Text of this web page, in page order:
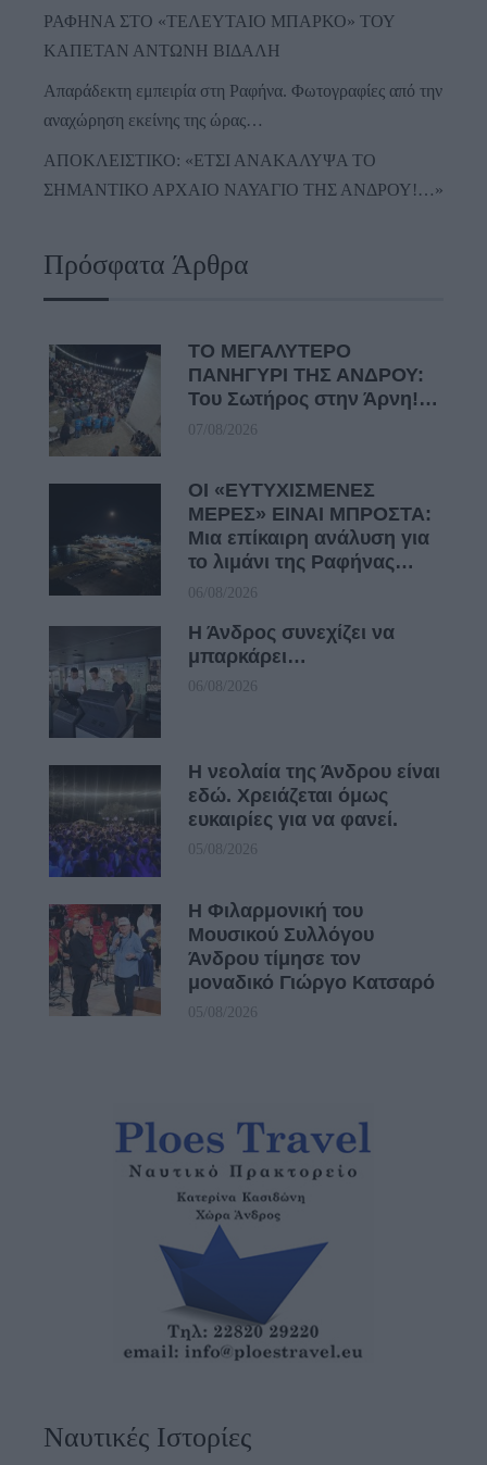
ΡΑΦΗΝΑ ΣΤΟ «ΤΕΛΕΥΤΑΙΟ ΜΠΑΡΚΟ» ΤΟΥ
ΚΑΠΕΤΑΝ ΑΝΤΩΝΗ ΒΙΔΑΛΗ
Απαράδεκτη εμπειρία στη Ραφήνα. Φωτογραφίες από την
αναχώρηση εκείνης της ώρας…
ΑΠΟΚΛΕΙΣΤΙΚΟ: «ΕΤΣΙ ΑΝΑΚΑΛΥΨΑ ΤΟ
ΣΗΜΑΝΤΙΚΟ ΑΡΧΑΙΟ ΝΑΥΑΓΙΟ ΤΗΣ ΑΝΔΡΟΥ!…»
Πρόσφατα Άρθρα
ΤΟ ΜΕΓΑΛΥΤΕΡΟ
ΠΑΝΗΓΥΡΙ ΤΗΣ ΑΝΔΡΟΥ:
Του Σωτήρος στην Άρνη!…
07/08/2026
ΟΙ «ΕΥΤΥΧΙΣΜΕΝΕΣ
ΜΕΡΕΣ» ΕΙΝΑΙ ΜΠΡΟΣΤΑ:
Μια επίκαιρη ανάλυση για
το λιμάνι της Ραφήνας…
06/08/2026
Η Άνδρος συνεχίζει να
μπαρκάρει…
06/08/2026
Η νεολαία της Άνδρου είναι
εδώ. Χρειάζεται όμως
ευκαιρίες για να φανεί.
05/08/2026
Η Φιλαρμονική του
Μουσικού Συλλόγου
Άνδρου τίμησε τον
μοναδικό Γιώργο Κατσαρό
05/08/2026
Ναυτικές Ιστορίες